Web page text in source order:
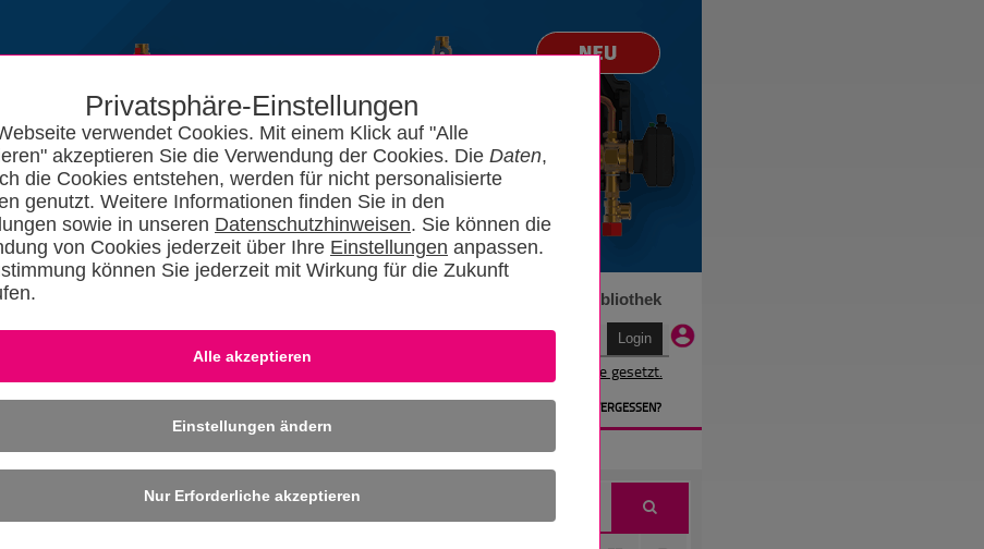
Privatsphäre-Einstellungen
verwendet Cookies. Mit einem Klick auf "Alle
akzeptieren Sie die Verwendung der Cookies. Die Daten,
die Cookies entstehen, werden für nicht personalisierte
genutzt. Weitere Informationen finden Sie in den
sowie in unseren Datenschutzhinweisen. Sie können die
von Cookies jederzeit über Ihre Einstellungen anpassen.
können Sie jederzeit mit Wirkung für die Zukunft
Einstellungen ändern
News Bibliothek
Dafür wird ein Cookie gesetzt.
» PASSWORT VERGESSEN?